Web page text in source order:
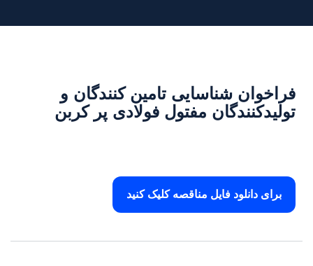
فراخوان شناسايى تامين كنندگان و
توليدكنندگان مفتول فولادى پر كربن
برای دانلود فایل مناقصه کلیک کنید